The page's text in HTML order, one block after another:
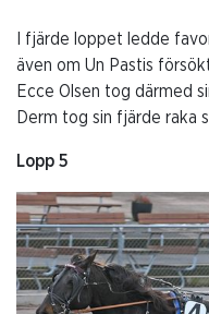
I fjärde loppet ledde
även om Un Pastis
Ecce Olsen tog därmed
Derm tog sin fjärde raka
Lopp 5